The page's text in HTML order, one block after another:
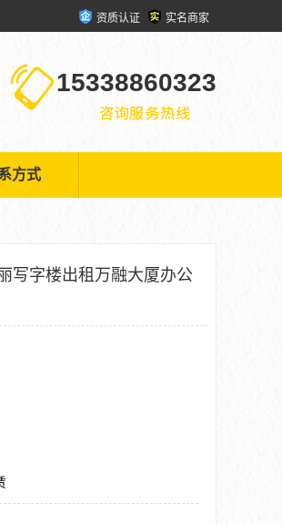
资质认证 实名商家
15338860323
方式
写字楼出租万融大厦办公